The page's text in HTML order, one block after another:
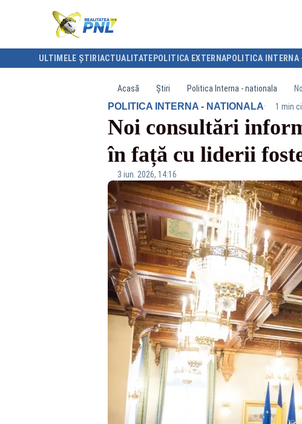
ULTIMELE ȘTIRI ACTUALITATE POLITICA EXTERNAPOLITICA INTERNA
Acasă Știri Politica Interna - nationala
POLITICA INTERNA - NATIONALA· 1 min
Noi consultări
în față cu liderii
3 iun. 2026, 14:16